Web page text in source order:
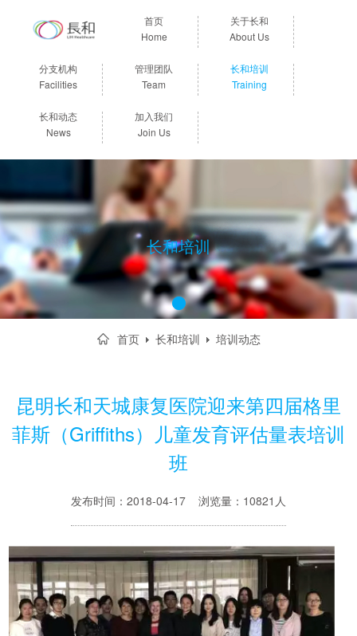
首页
Home
关于长和
About Us
分支机构
Facilities
管理团队
Team
长和培训
Training
长和动态
News
加入我们
Join Us
长和培训
首页 长和培训 培训动态
昆明长和天城康复医院迎来第四届格里
菲斯（Griffiths）儿童发育评估量表培训
班
发布时间：2018-04-17 浏览量：10821人